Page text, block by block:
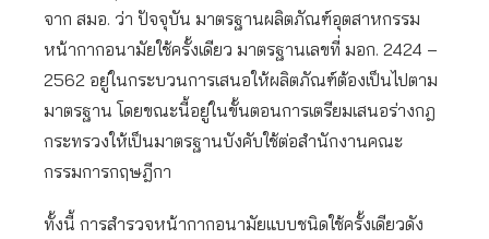
จาก สมอ. ว่า ปัจจุบัน มาตรฐานผลิตภัณฑ์อุตสาหกรรม
หน้ากากอนามัยใช้ครั้งเดียว มาตรฐานเลขที่ มอก. 2424 –
2562 อยู่ในกระบวนการเสนอให้ผลิตภัณฑ์ต้องเป็นไปตาม
มาตรฐาน โดยขณะนี้อยู่ในขั้นตอนการเตรียมเสนอร่างกฎ
กระทรวงให้เป็นมาตรฐานบังคับใช้ต่อสำนักงานคณะ
กรรมการกฤษฎีกา
ทั้งนี้ การสำรวจหน้ากากอนามัยแบบชนิดใช้ครั้งเดียวดัง